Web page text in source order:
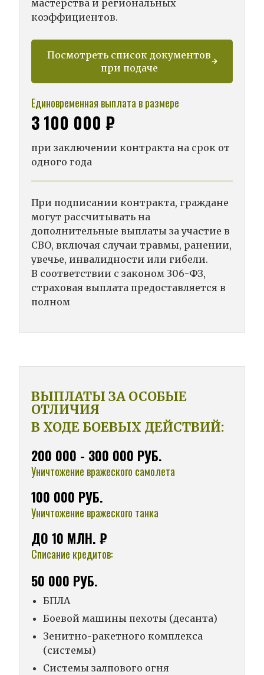
мастерства и региональных
коэффициентов.
Посмотреть список документов
при подаче
Единовременная выплата в размере
3 100 000 ₽
при заключении контракта на срок от
одного года
При подписании контракта, граждане
могут рассчитывать на
дополнительные выплаты за участие в
СВО, включая случаи травмы, ранении,
увечье, инвалидности или гибели.
В соответствии с законом 306-ФЗ,
страховая выплата предоставляется в
полном
ВЫПЛАТЫ ЗА ОСОБЫЕ
ОТЛИЧИЯ
В ХОДЕ БОЕВЫХ ДЕЙСТВИЙ:
200 000 - 300 000 РУБ.
Уничтожение вражеского самолета
100 000 РУБ.
Уничтожение вражеского танка
ДО 10 МЛН. ₽
Списание кредитов:
50 000 РУБ.
БПЛА
Боевой машины пехоты (десанта)
Зенитно-ракетного комплекса
(системы)
Системы залпового огня